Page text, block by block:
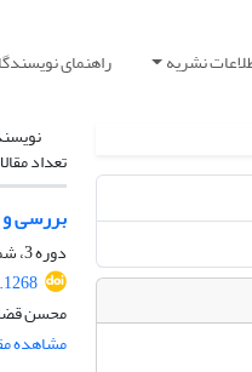
نشریه راهنمای
تعداد
بررسی و
دوره 3، شماره 3، پاییز 1401، صفحه
محسن
مشاهده